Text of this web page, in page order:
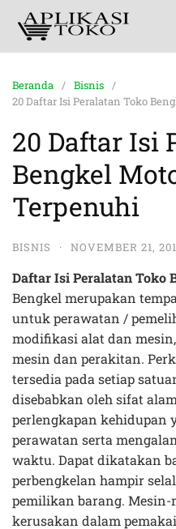
Beranda
Bisnis
20 Daftar Isi Peralatan Toko
20 Daftar Isi
Bengkel
Terpenuhi
BISNIS · NOVEMBER 21,
Daftar Isi Peralatan Toko
Bengkel merupakan
untuk perawatan /
modifikasi alat dan
mesin dan perakitan.
tersedia pada setiap
disebabkan oleh sifat
perlengkapan kehidupan
perawatan serta
waktu. Dapat dikatakan
perbengkelan hampir
pemilikan barang. Mesin-
kerusakan dalam